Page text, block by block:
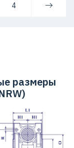
4
размеры